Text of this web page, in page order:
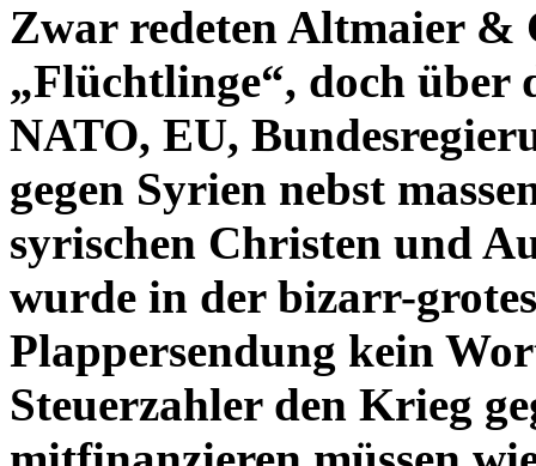
Zwar redeten Altmaier &
„Flüchtlinge“, doch über
NATO, EU,
gegen Syrien nebst
syrischen Christen und
wurde in der bizarr-
Plappersendung kein
Steuerzahler den Krieg